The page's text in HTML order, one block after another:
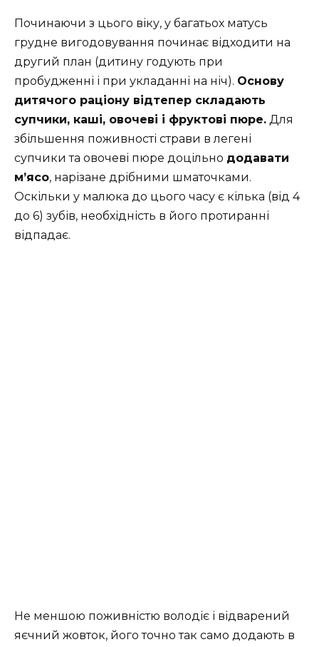
Починаючи з цього віку, у багатьох матусь
грудне вигодовування починає відходити на
другий план (дитину годують при
пробудженні і при укладанні на ніч). Основу
дитячого раціону відтепер складають
супчики, каші, овочеві і фруктові пюре. Для
збільшення поживності страви в легені
супчики та овочеві пюре доцільно додавати
м’ясо, нарізане дрібними шматочками.
Оскільки у малюка до цього часу є кілька (від 4
до 6) зубів, необхідність в його протиранні
відпадає.
Не меншою поживністю володіє і відварений
яєчний жовток, його точно так само додають в